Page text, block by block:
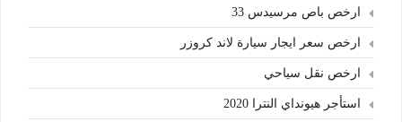
ارخص باص مرسيدس 33
ارخص سعر ايجار سيارة لاند كروزر
ارخص نقل سياحي
استأجر هيونداي النترا 2020